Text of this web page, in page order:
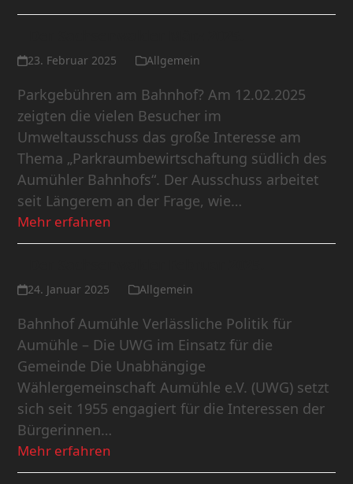
23. Februar 2025 Allgemein
Parkgebühren am Bahnhof? Am 12.02.2025
zeigten die vielen Besucher im
Umweltausschuss das große Interesse am
Thema „Parkraumbewirtschaftung südlich des
Aumühler Bahnhofs“. Der Ausschuss arbeitet
seit Längerem an der Frage, wie…
Mehr erfahren
24. Januar 2025 Allgemein
Bahnhof Aumühle Verlässliche Politik für
Aumühle – Die UWG im Einsatz für die
Gemeinde Die Unabhängige
Wählergemeinschaft Aumühle e.V. (UWG) setzt
sich seit 1955 engagiert für die Interessen der
Bürgerinnen…
Mehr erfahren